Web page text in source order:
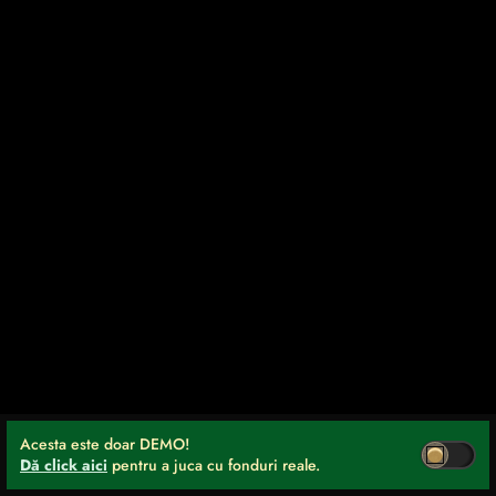
Acesta este doar DEMO!
Dă click aici pentru a juca cu fonduri reale.